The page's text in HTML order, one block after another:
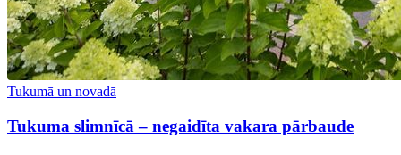
Tukumā un novadā
Tukuma slimnīcā – negaidīta vakara pārbaude